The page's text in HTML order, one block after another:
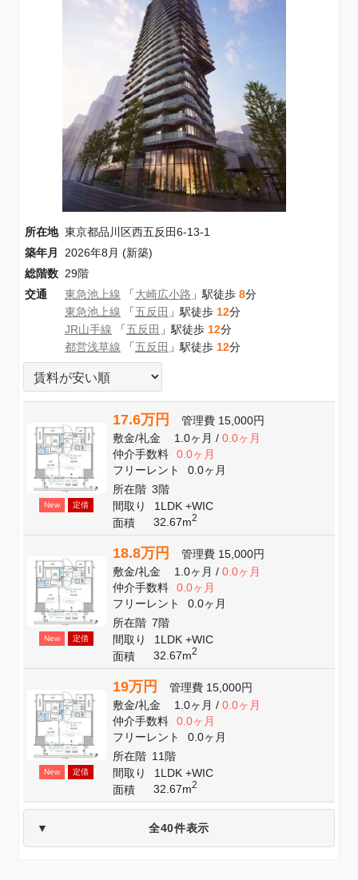
所在地 東京都品川区西五反田6-13-1
築年月
2026年8月 (新築)
総階数 29階
交通
東急池上線 「大崎広小路 」駅徒歩 8分
東急池上線 「五反田 」駅徒歩 12分
JR山手線 「五反田 」駅徒歩 12分
都営浅草線 「五反田 」駅徒歩 12分
New 定借
17.6万円 管理費 15,000円
敷金/礼金 1.0ヶ月/ 0.0ヶ月
仲介手数料
0.0ヶ月
フリーレント
0.0ヶ月
所在階 3階
間取り
1LDK +WIC
面積
32.67m2
New 定借
18.8万円 管理費 15,000円
敷金/礼金 1.0ヶ月/ 0.0ヶ月
仲介手数料
0.0ヶ月
フリーレント
0.0ヶ月
所在階 7階
間取り
1LDK +WIC
面積
32.67m2
New 定借
19万円 管理費 15,000円
敷金/礼金 1.0ヶ月/ 0.0ヶ月
仲介手数料
0.0ヶ月
フリーレント
0.0ヶ月
所在階 11階
間取り
1LDK +WIC
面積
32.67m2
全40件表示